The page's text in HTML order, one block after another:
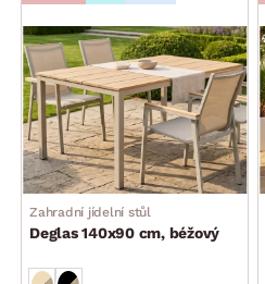
Zahradní jídelní stůl
Deglas 140x90 cm, béžový